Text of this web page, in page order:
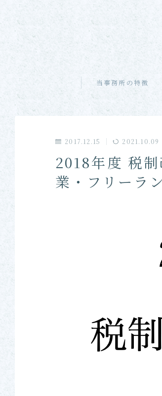
当事務所の特徴
2017.12.15 2021.10.09
2018年度 税
業・フリーラ